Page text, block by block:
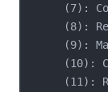
(7):
(8):
(9):
(10):
(11):